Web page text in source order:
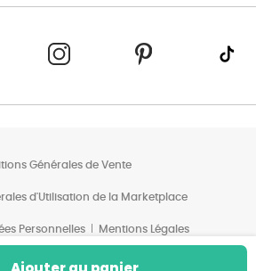
Générales de Vente
d'Utilisation de la Marketplace
Personnelles Mentions Légales
des Offres*